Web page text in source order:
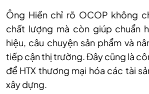
Ông Hiền chỉ rõ OCOP không
chất lượng mà còn giúp chuẩn
hiệu, câu chuyện sản phẩm và
tiếp cận thị trường. Đây cũng là
để HTX thương mại hóa các tài
xây dựng.